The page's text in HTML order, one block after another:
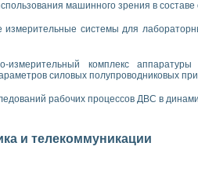
свойств материалов в наношкале
станков
продуктов на основе
коротких замыканиях в узлах
технологических процессов пищевых
ЛУЭ-200
машинного зрения в
измерительные системы для
измерительный комплекс
силовых полупроводниковых
рабочих процессов ДВС в
и телекоммуникации